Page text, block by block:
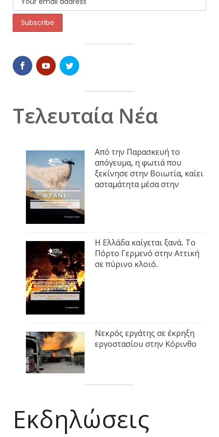
Τελευταία Νέα
Από την Παρασκευή το
απόγευμα, η φωτιά που
ξεκίνησε στην Βοιωτία, καίει
ασταμάτητα μέσα στην
Η Ελλάδα καίγεται ξανά. Το
Πόρτο Γερμενό στην Αττική
σε πύρινο κλοιό.
Νεκρός εργάτης σε έκρηξη
εργοστασίου στην Κόρινθο
Εκδηλώσεις